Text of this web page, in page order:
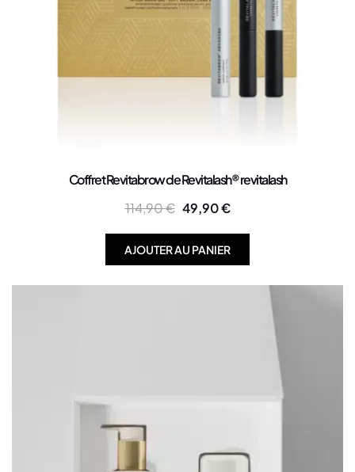
Coffret Revitabrow de Revitalash® revitalash
114,90€ 49,90€
AJOUTER AU PANIER